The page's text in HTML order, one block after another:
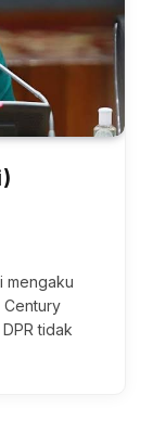
mengaku
Century
tidak